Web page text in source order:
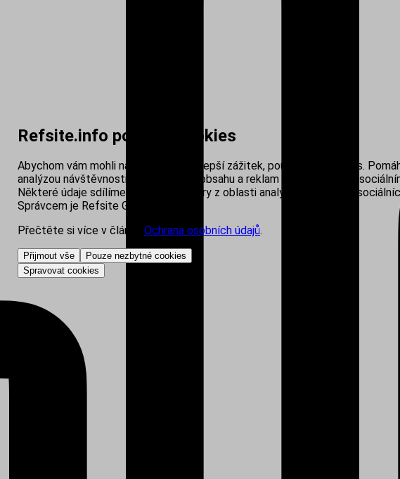
Refsite.info používá cookies
Abychom vám mohli nabídnout co nejlepší zážitek, používáme cookies.
analýzou návštěvnosti, personalizací obsahu a reklam i propojením se
Některé údaje sdílíme s našimi partnery z oblasti analytiky, reklamy a
Správcem je Refsite Group s.r.o.
Přečtěte si více v článku
Ochrana osobních údajů.
Přijmout vše
Pouze nezbytné cookies
Spravovat cookies